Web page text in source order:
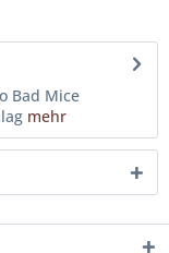
Bad Mice
mehr